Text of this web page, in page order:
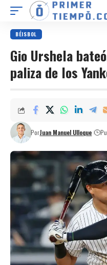
BÉISBOL
Gio Urshela
paliza de los
PorJuan Manuel Ulloque